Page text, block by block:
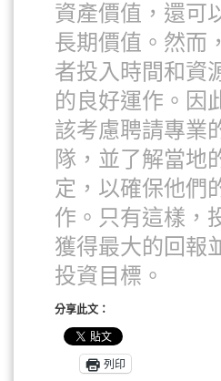
資產價值，還可
長期價值。然而
者投入時間和資
的良好運作。因
該考慮聘請專業
隊，並了解當地
定，以確保他們
作。只有這樣，
獲得最大的回報
投資目標。
分享此文：
列印